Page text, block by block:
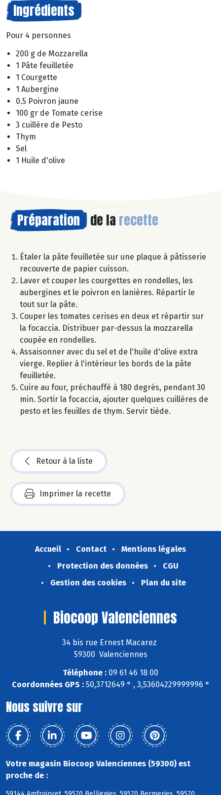
Ingrédients
Pour 4 personnes
200 g de Mozzarella
1 Pâte feuilletée
1 Courgette
1 Aubergine
0.5 Poivron jaune
100 gr de Tomate cerise
3 cuillère de Pesto
Thym
Sel
1 Huile d'olive
Préparation de la recette
Étaler la pâte feuilletée sur une plaque à pâtisserie
recouverte de papier cuisson.
Laver et couper les courgettes en rondelles, les
aubergines et le poivron en lanières. Répartir le
tout sur la pâte.
Couper les tomates cerises en deux et répartir sur
la focaccia. Distribuer par-dessus la mozzarella
coupée en rondelles.
Assaisonner avec du sel et de l'huile d'olive extra
vierge. Replier à l'intérieur les bords de la pâte
feuilletée.
Cuire au four, préchauffé à 180 degrés, pendant 30
min. Sortir la focaccia, ajouter quelques cuillères de
pesto et les feuilles de thym. Servir tiède.
Retour à la liste
Imprimer la recette
Accueil Contact
Mentions légales
Protection des données
CGU
Gestion des cookies
Plan du site
Biocoop Valenciennes
34 bis rue Ernest Macarez
59300 Valenciennes
Téléphone : 09 61 46 18 00
Coordonnées GPS :50,3712649 ° , 3,53604229999996 °
Nous suivre sur
Votre magasin Biocoop Valenciennes (59300) est
proche de :